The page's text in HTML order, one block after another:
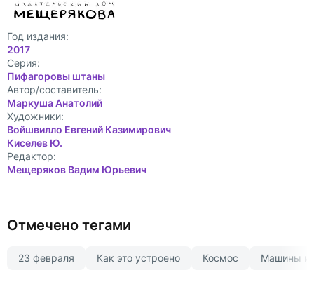
Год издания:
2017
Cерия:
Пифагоровы штаны
Автор/составитель:
Маркуша Анатолий
Художники:
Войшвилло Евгений Казимирович
Киселев Ю.
Редактор:
Мещеряков Вадим Юрьевич
Отмечено тегами
23 февраля Как это устроено Космос Машины и